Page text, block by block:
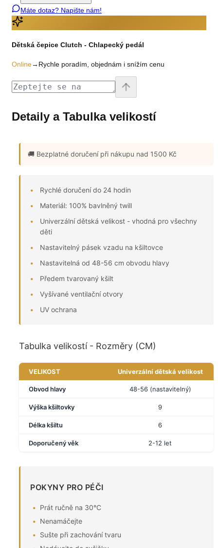
Máte dotaz? Napište nám!
Dětská čepice Clutch - Chlapecký pedál
Online→ Rychle poradím, objednám i snížím cenu
Detaily a Tabulka velikostí
🚚 Bezplatné doručenípři nákupu nad 1500 Kč
Rychlé doručení do 24 hodin
Materiál: 100% bavlněný twill
Univerzální dětská velikost - vhodná pro všechny
děti
Nastavitelný pásek vzadu na kšiltovce
Nastavitelná od 48-56 cm obvodu hlavy
Předem tvarovaný kšilt
Vyšívané ventilační otvory
UV ochrana
Tabulka velikostí - Rozměry (CM)
VELIKOST Univerzální dětská velikost
Obvod hlavy 48-56 (nastavitelný)
Výška kšiltovky 9
Délka kšiltu 6
Doporučený věk 2-12 let
POKYNY PRO PÉČI
Prát ručně na 30°C
Nenamáčejte
Sušte při zachování tvaru